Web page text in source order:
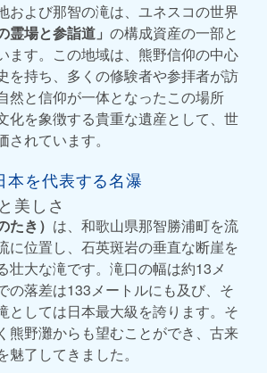
および那智の滝は、ユネスコの世界
霊場と参詣道」 の構成資産の一部と
ます。この地域は、熊野信仰の中心
を持ち、多くの修験者や参拝者が訪
然と信仰が一体となったこの場所
化を象徴する貴重な遺産として、世
れています。
を代表する名瀑
美しさ
き） は、和歌山県那智勝浦町を流
に位置し、石英斑岩の垂直な断崖を
壮大な滝です。滝口の幅は約13メ
の落差は133メートルにも及び、そ
としては日本最大級を誇ります。そ
熊野灘からも望むことができ、古来
魅了してきました。